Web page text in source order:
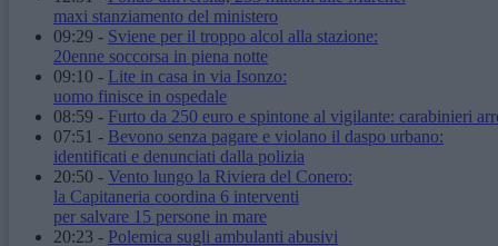
maxi stanziamento del ministero
09:29 - Sviene per il troppo alcol alla stazione:
20enne soccorsa in piena notte
09:10 - Lite in casa in via Isonzo:
uomo finisce in ospedale
08:59 - Furto da 250 euro e spintone al vigilante: carabinieri
07:51 - Bevono senza pagare e violano il daspo urbano:
identificati e denunciati dalla polizia
20:50 - Vento lungo la Riviera del Conero:
la Capitaneria coordina 6 interventi
per salvare 15 persone in mare
20:23 - Polemica sugli ambulanti abusivi